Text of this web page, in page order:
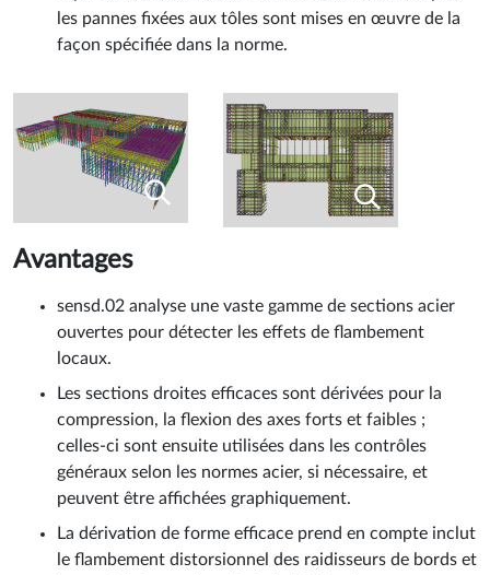
les pannes fixées aux tôles sont mises en œuvre de la
façon spécifiée dans la norme.
Avantages
sensd.02 analyse une vaste gamme de sections acier
ouvertes pour détecter les effets de flambement
locaux.
Les sections droites efficaces sont dérivées pour la
compression, la flexion des axes forts et faibles ;
celles-ci sont ensuite utilisées dans les contrôles
généraux selon les normes acier, si nécessaire, et
peuvent être affichées graphiquement.
La dérivation de forme efficace prend en compte inclut
le flambement distorsionnel des raidisseurs de bords et